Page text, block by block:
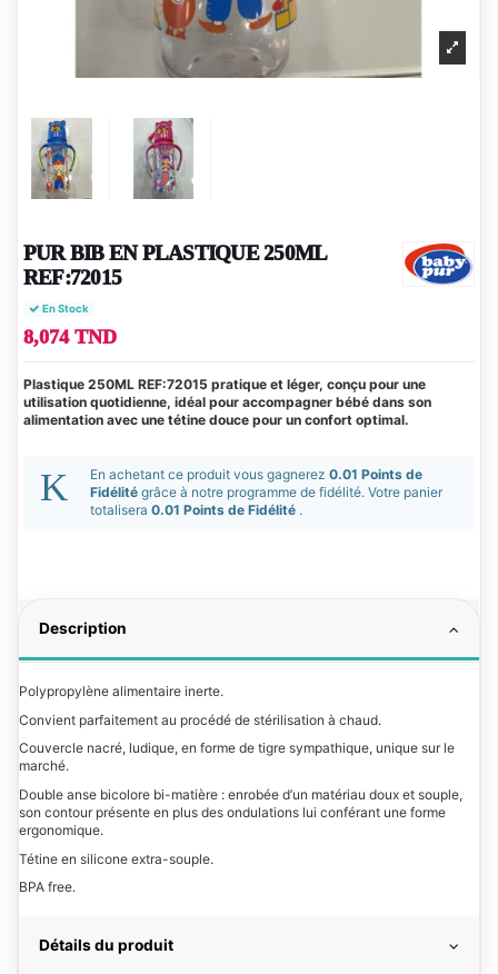
PUR BIB EN PLASTIQUE 250ML
REF:72015
En Stock
8,074 TND
Plastique 250ML REF:72015 pratique et léger, conçu pour une
utilisation quotidienne, idéal pour accompagner bébé dans son
alimentation avec une tétine douce pour un confort optimal.
En achetant ce produit vous gagnerez 0.01 Points de
Fidélité grâce à notre programme de fidélité. Votre panier
totalisera 0.01 Points de Fidélité .
Description
Polypropylène alimentaire inerte.
Convient parfaitement au procédé de stérilisation à chaud.
Couvercle nacré, ludique, en forme de tigre sympathique, unique sur le
marché.
Double anse bicolore bi-matière : enrobée d’un matériau doux et souple,
son contour présente en plus des ondulations lui conférant une forme
ergonomique.
Tétine en silicone extra-souple.
BPA free.
Détails du produit